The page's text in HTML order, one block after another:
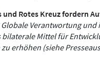
und Rotes Kreuz fordern
Verantwortung
Mittel für
erhöhen (siehe